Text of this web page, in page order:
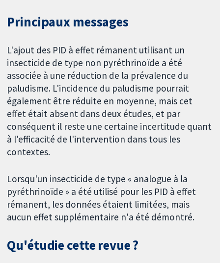
Principaux messages
L'ajout des PID à effet rémanent utilisant un
insecticide de type non pyréthrinoïde a été
associée à une réduction de la prévalence du
paludisme. L'incidence du paludisme pourrait
également être réduite en moyenne, mais cet
effet était absent dans deux études, et par
conséquent il reste une certaine incertitude quant
à l'efficacité de l'intervention dans tous les
contextes.
Lorsqu'un insecticide de type « analogue à la
pyréthrinoïde » a été utilisé pour les PID à effet
rémanent, les données étaient limitées, mais
aucun effet supplémentaire n'a été démontré.
Qu'étudie cette revue ?